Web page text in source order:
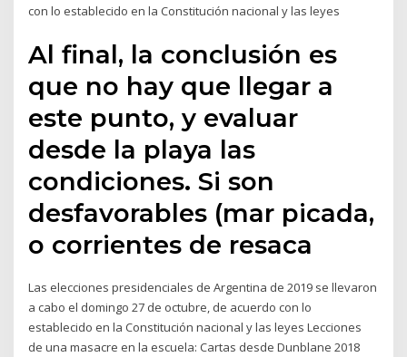
con lo establecido en la Constitución nacional y las leyes
Al final, la conclusión es
que no hay que llegar a
este punto, y evaluar
desde la playa las
condiciones. Si son
desfavorables (mar picada,
o corrientes de resaca
Las elecciones presidenciales de Argentina de 2019 se llevaron
a cabo el domingo 27 de octubre, de acuerdo con lo
establecido en la Constitución nacional y las leyes Lecciones
de una masacre en la escuela: Cartas desde Dunblane 2018